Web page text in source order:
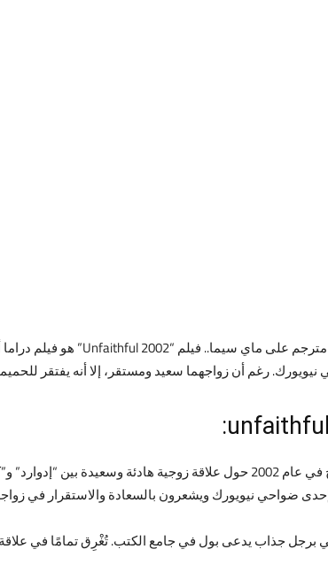
رغم أن زواجهما سعيد ومستقر، إلا أنه يفتقر
تدور قصة فيلم “الخائنة” المنتج في عام 2002 حول علاقة
ضواحي نيويورك ويشعرون بالسعادة والاستقرار في
برجل جذاب يدعى بول في جامع الكتب. تُغْرِق تمامًا في